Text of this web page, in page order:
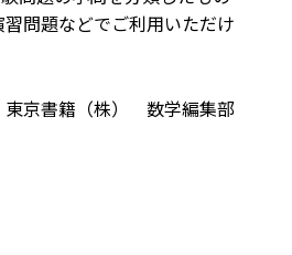
問題などでご利用いただけ
東京書籍（株） 数学編集部